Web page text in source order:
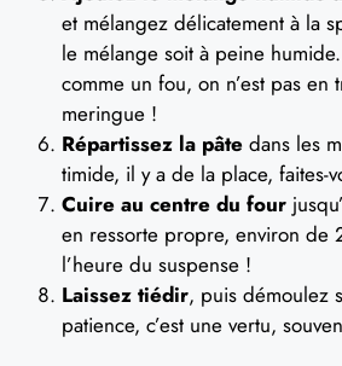
et mélangez délicatement à la
le mélange soit à peine
comme un fou, on n’est pas en
meringue !
Répartissez la pâte dans les
timide, il y a de la place, faites-
Cuire au centre du four
en ressorte propre, environ de
l’heure du suspense !
Laissez tiédir, puis démoulez
patience, c’est une vertu,